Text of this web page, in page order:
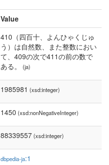
Value
410（四百十、よんひゃくじゅ
う）は自然数、また整数におい
て、409の次で411の前の数で
ある。
(ja)
1985981 (xsd:integer)
1450 (xsd:nonNegativeInteger)
88339557(xsd:integer)
dbpedia-ja:1